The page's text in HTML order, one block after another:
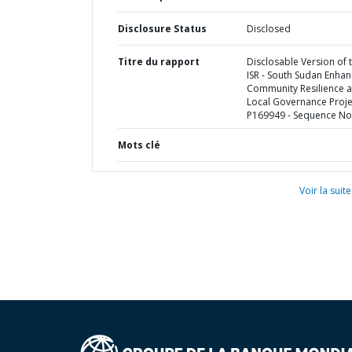
Disclosure Status Disclosed
Titre du rapport
Disclosable Version of
ISR - South Sudan
Community Resilience
Local Governance
P169949 - Sequence
Mots clé
Voir la suite